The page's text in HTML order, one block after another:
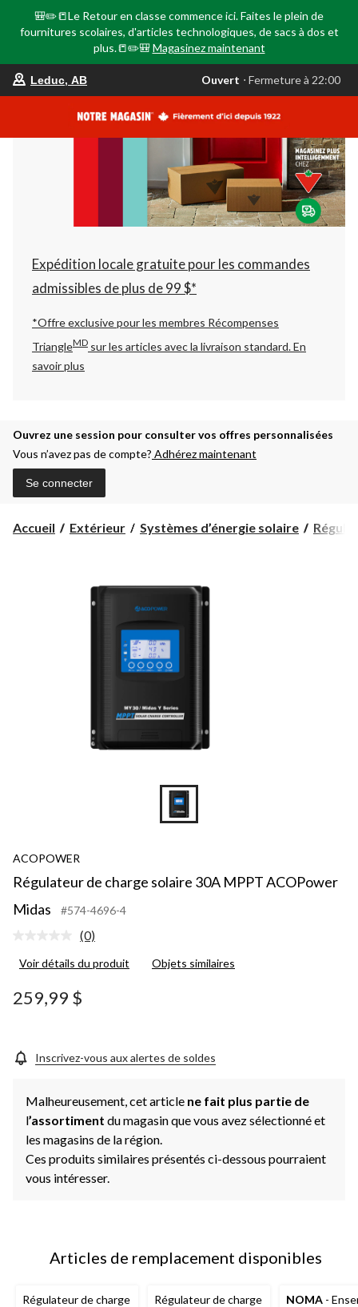
🎒✏️📒Le Retour en classe commence ici. Faites le plein de
fournitures scolaires, d'articles technologiques, de sacs à dos et
plus.📒✏️🎒 Magasinez maintenant
votre
est
AB,
Ouvert,
Fermeture
à
22:00
changer
Leduc, AB Ouvert ⋅ Fermeture à 22:00
Expédition locale gratuite pour les commandes
admissibles de plus de 99 $*
*Offre exclusive pour les membres Récompenses
TriangleMD sur les articles avec la livraison standard.En
savoir plus
Ouvrez une session pour consulter vos offres personnalisées
Vous n’avez pas de compte? Adhérez maintenant
Se connecter
Accueil Extérieur Systèmes d’énergie solaire
ACOPOWER
Régulateur de charge solaire 30A MPPT ACOPower
Midas
#574-4696-4
Aucune
pour
produit.
Lien
page.
(0)
Voir détails du produit Objets similaires
259,99 $
Inscrivez-vous aux alertes de soldes
Malheureusement, cet article ne fait plus partie de
l’assortiment du magasin que vous avez sélectionné et
les magasins de la région.
Ces produits similaires présentés ci-dessous pourraient
vous intéresser.
Articles de remplacement disponibles
Régulateur de charge
Régulateur de charge
NOMA -